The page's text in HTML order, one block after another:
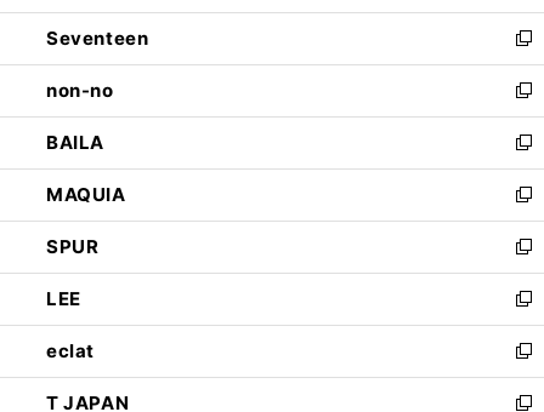
開
く
ウ
で
開
く
ン
ド
ウ
で
開
く
Seventeen
新
し
い
ウ
ィ
ン
ド
ウ
で
開
く
non-no
新
し
い
ウ
ィ
ン
ド
ウ
で
開
く
BAILA
新
し
い
ウ
ィ
ン
ド
ウ
で
開
く
MAQUIA
新
し
い
ウ
ィ
ン
ド
ウ
で
SPUR
新
し
い
ウ
ィ
ン
ド
LEE
新
し
い
ウ
ィ
eclat
新
し
い
T JAPAN